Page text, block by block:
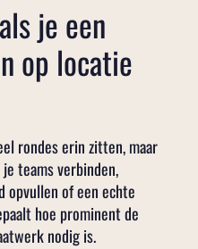
je een
op locatie
rondes erin zitten, maar
teams verbinden,
opvullen of een echte
hoe prominent de
nodig is.